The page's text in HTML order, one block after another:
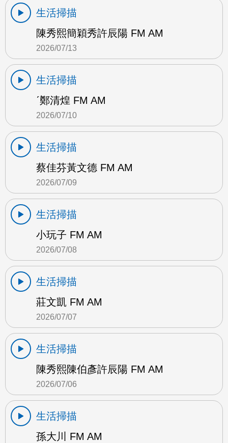
生活掃描
陳秀熙簡穎秀許辰陽 FM AM
2026/07/13
生活掃描
ˊ鄭清煌 FM AM
2026/07/10
生活掃描
蔡佳芬黃文德 FM AM
2026/07/09
生活掃描
小玩子 FM AM
2026/07/08
生活掃描
莊文凱 FM AM
2026/07/07
生活掃描
陳秀熙陳伯彥許辰陽 FM AM
2026/07/06
生活掃描
孫大川 FM AM